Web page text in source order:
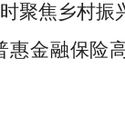
聚焦乡村
金融保险